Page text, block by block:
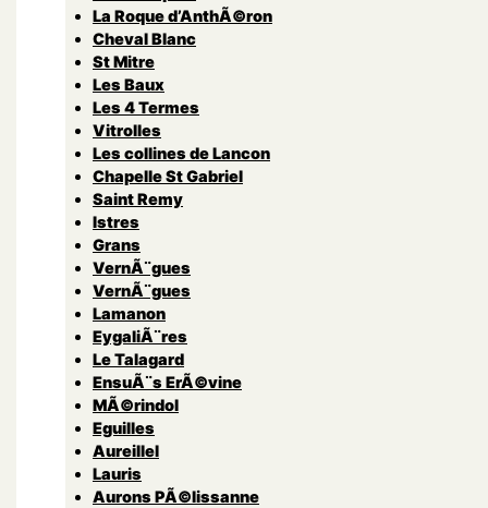
La Roque d’AnthÃ©ron
Cheval Blanc
St Mitre
Les Baux
Les 4 Termes
Vitrolles
Les collines de Lancon
Chapelle St Gabriel
Saint Remy
Istres
Grans
VernÃ¨gues
VernÃ¨gues
Lamanon
EygaliÃ¨res
Le Talagard
EnsuÃ¨s ErÃ©vine
MÃ©rindol
Eguilles
Aureillel
Lauris
Aurons PÃ©lissanne